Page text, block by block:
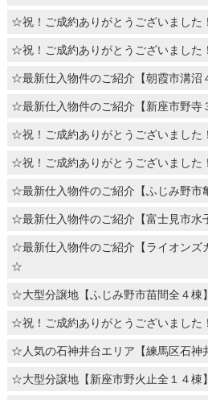
☆祝！ご成約ありがとうございまし
☆祝！ご成約ありがとうございまし
☆最新仕入物件のご紹介【朝霞市溝
☆最新仕入物件のご紹介【新座市野
☆祝！ご成約ありがとうございまし
☆祝！ご成約ありがとうございまし
☆最新仕入物件のご紹介【ふじみ野
☆最新仕入物件のご紹介【富士見市水
☆最新仕入物件のご紹介【ライオンズ
☆
☆大型分譲地【ふじみ野市苗間全４
☆祝！ご成約ありがとうございまし
☆人気の石神井台エリア【練馬区石
☆大型分譲地【新座市野火止全１４